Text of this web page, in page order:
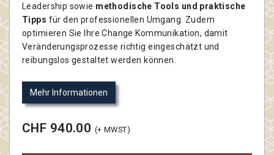
Leadership sowie methodische Tools und praktische
Tipps für den professionellen Umgang. Zudem
optimieren Sie Ihre Change Kommunikation, damit
Veränderungsprozesse richtig eingeschätzt und
reibungslos gestaltet werden können.
Mehr Informationen
CHF 940.00 (+ MWST)